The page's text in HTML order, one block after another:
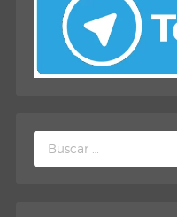
Buscar: